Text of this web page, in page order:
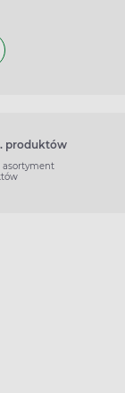
produktów
asortyment